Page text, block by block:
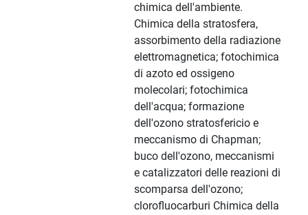
chimica dell'ambiente.
Chimica della stratosfera,
assorbimento della radiazione
elettromagnetica; fotochimica
di azoto ed ossigeno
molecolari; fotochimica
dell'acqua; formazione
dell'ozono stratosfericio e
meccanismo di Chapman;
buco dell'ozono, meccanismi
e catalizzatori delle reazioni di
scomparsa dell'ozono;
clorofluocarburi Chimica della